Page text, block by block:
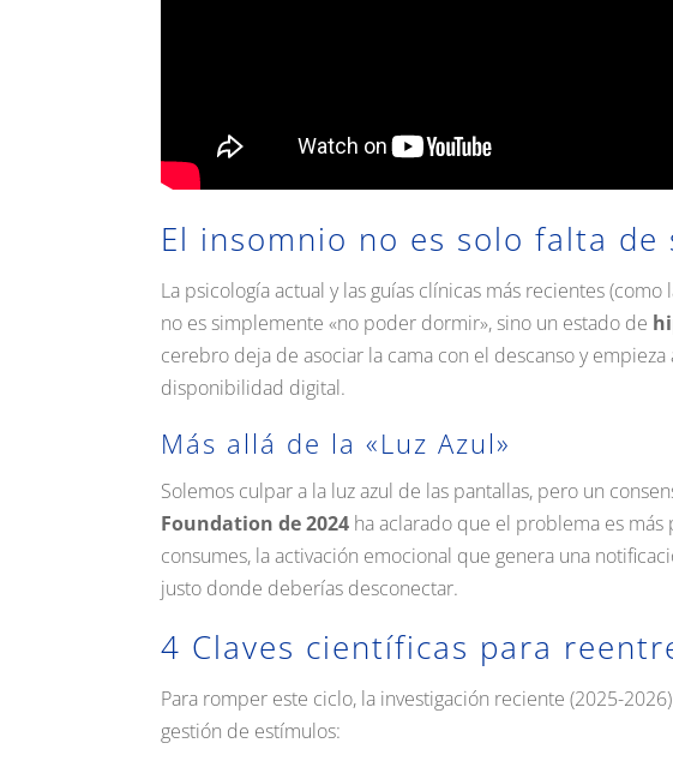
El insomnio no es solo falta de
La psicología actual y las guías clínicas más recientes
no es simplemente «no poder dormir», sino un estado de
cerebro deja de asociar la cama con el descanso y
disponibilidad digital.
Más allá de la «Luz Azul»
Solemos culpar a la luz azul de las pantallas, pero un
Foundation de 2024 ha aclarado que el problema es
consumes, la activación emocional que genera una
justo donde deberías desconectar.
4 Claves científicas para
Para romper este ciclo, la investigación reciente (2025-
gestión de estímulos: